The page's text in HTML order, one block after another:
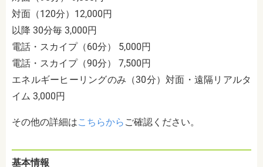
対面（120分）12,000円
以降 30分毎 3,000円
電話・スカイプ（60分） 5,000円
電話・スカイプ（90分） 7,500円
エネルギーヒーリングのみ（30分）対面・遠隔リアルタ
イム 3,000円
その他の詳細はこちらから ご確認ください。
基本情報